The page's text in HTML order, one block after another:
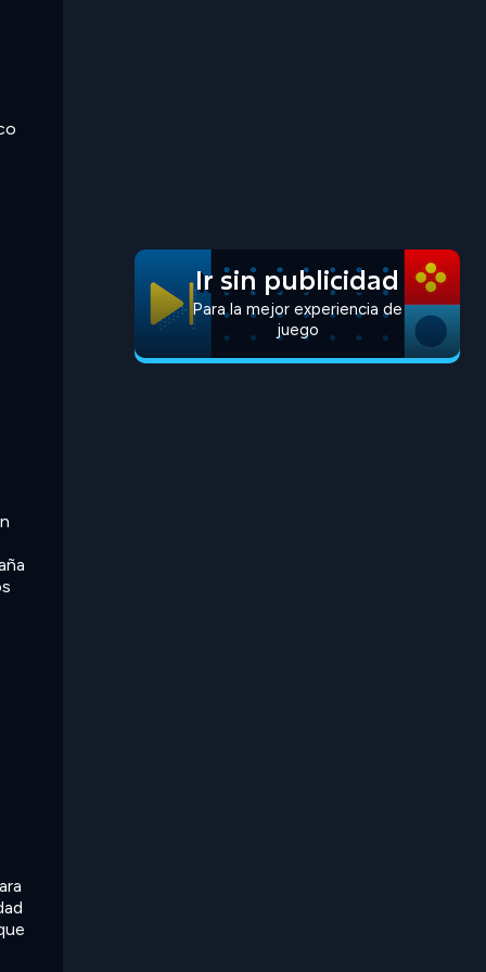
Ir sin publicidad
Para la mejor experiencia de
juego